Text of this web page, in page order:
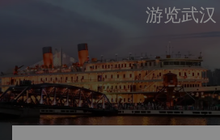
游览武汉